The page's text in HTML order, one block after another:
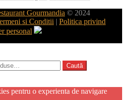
Gourmandia © 2024
si Conditii | Politica privind
personal
Caută
pentru o experienta de navigare